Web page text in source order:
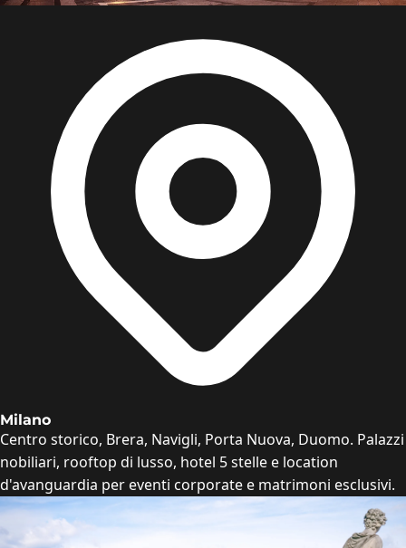
Milano
Centro storico, Brera, Navigli, Porta Nuova, Duomo. Palazzi
nobiliari, rooftop di lusso, hotel 5 stelle e location
d'avanguardia per eventi corporate e matrimoni esclusivi.